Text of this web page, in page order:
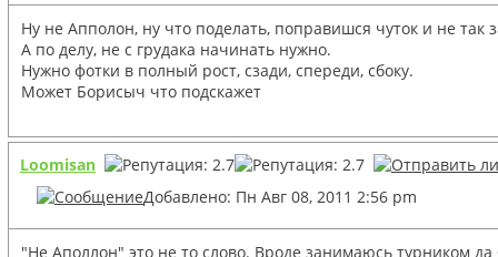
Ну не Апполон, ну что поделать, поправишся чуток и не так
А по делу, не с грудака начинать нужно.
Нужно фотки в полный рост, сзади, спереди, сбоку.
Может Борисыч что подскажет
Loomisan
Добавлено: Пн Авг 08, 2011 2:56 pm
"Не Аполлон" это не то слово. Вроде занимаюсь турником да